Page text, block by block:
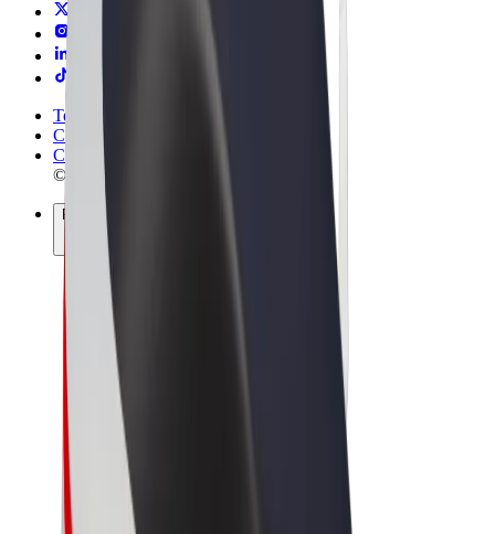
Termene & Condiții
Confidențialitate
Cookie-uri
© 2026 Bolt Technology OÜ
Produse
Curse
Trotinete electrice
Bolt Market
Bolt Food
Bolt Drive
Bolt for Business
Biciclete electrice